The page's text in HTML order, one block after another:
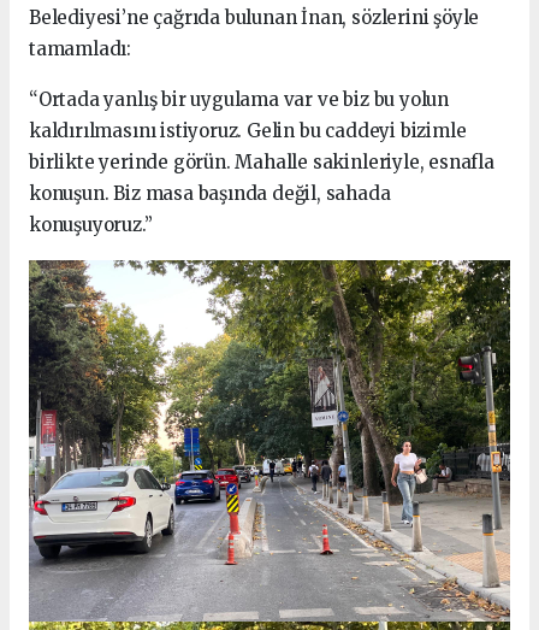
Belediyesi’ne çağrıda bulunan İnan, sözlerini şöyle
tamamladı:
“Ortada yanlış bir uygulama var ve biz bu yolun
kaldırılmasını istiyoruz. Gelin bu caddeyi bizimle
birlikte yerinde görün. Mahalle sakinleriyle, esnafla
konuşun. Biz masa başında değil, sahada
konuşuyoruz.”